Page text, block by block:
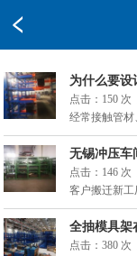
为什么要设
点击：150 次
经常接触管材
无锡冲压车
点击：146 次
客户搬迁新工
全抽模具架
点击：380 次